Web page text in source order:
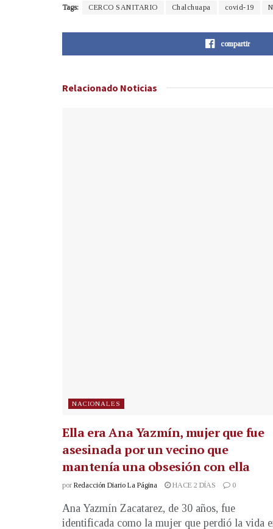
Tags: CERCO SANITARIO Chalchuapa covid-19
compartir
Relacionado Noticias
NACIONALES
Ella era Ana Yazmín, mujer que fue
asesinada por un vecino que
mantenía una obsesión con ella
por Redacción Diario La Página HACE 2 DÍAS 0
Ana Yazmín Zacatarez, de 30 años, fue
identificada como la mujer que perdió la vida